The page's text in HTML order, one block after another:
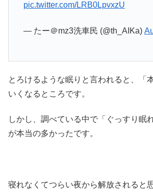
pic.twitter.com/LRB0LpvxzU
— たー＠mz3洗車民 (@th_AIKa)
とろけるような眠りと言われると、「
いくなるところです。
しかし、調べている中で「ぐっすり眠
が本当の多かったです。
寝れなくてつらい夜から解放されると